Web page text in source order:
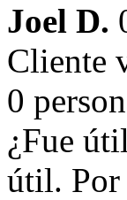
Joel D.
Cliente
0
¿Fue
útil. Por